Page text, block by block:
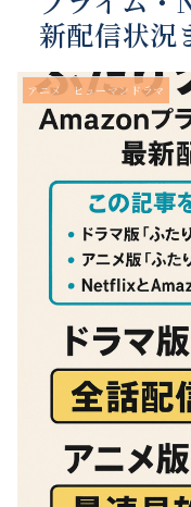
新配信状況
アニメ ヒューマンドラマ